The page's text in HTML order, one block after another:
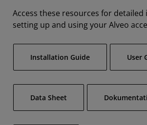
Access these resources for
setting up and using your Alveo
Installation Guide User
Data Sheet